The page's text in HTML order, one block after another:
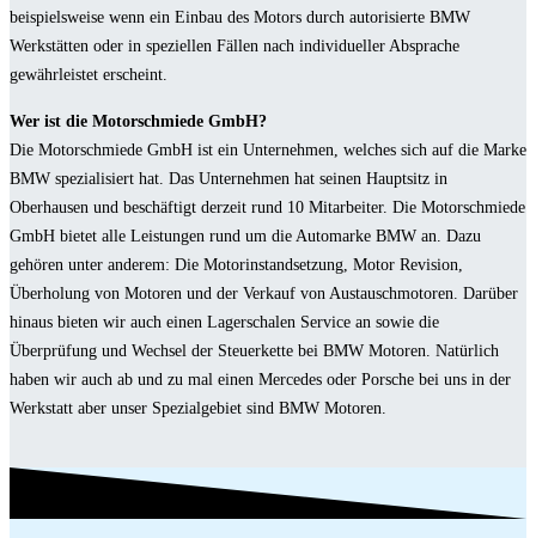
beispielsweise wenn ein Einbau des Motors durch autorisierte BMW
Werkstätten oder in speziellen Fällen nach individueller Absprache
gewährleistet erscheint.
Wer ist die Motorschmiede GmbH?
Die Motorschmiede GmbH ist ein Unternehmen, welches sich auf die Marke
BMW spezialisiert hat. Das Unternehmen hat seinen Hauptsitz in
Oberhausen und beschäftigt derzeit rund 10 Mitarbeiter. Die Motorschmiede
GmbH bietet alle Leistungen rund um die Automarke BMW an. Dazu
gehören unter anderem: Die Motorinstandsetzung, Motor Revision,
Überholung von Motoren und der Verkauf von Austauschmotoren. Darüber
hinaus bieten wir auch einen Lagerschalen Service an sowie die
Überprüfung und Wechsel der Steuerkette bei BMW Motoren. Natürlich
haben wir auch ab und zu mal einen Mercedes oder Porsche bei uns in der
Werkstatt aber unser Spezialgebiet sind BMW Motoren.